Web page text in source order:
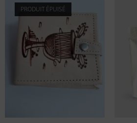
PRODUIT ÉPUISÉ